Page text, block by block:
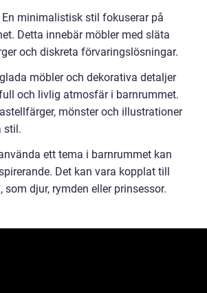
minimalistisk stil fokuserar på
Detta innebär möbler med släta
och diskreta förvaringslösningar.
möbler och dekorativa detaljer
och livlig atmosfär i barnrummet.
mönster och illustrationer
stil.
ett tema i barnrummet kan
Det kan vara kopplat till
som djur, rymden eller prinsessor.